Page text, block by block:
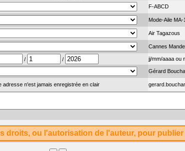
F-ABCD
Mode-Aile MA-
Air Tagazous
Cannes
/ / jj/mm/aaaa ou
Gérard
adresse n'est jamais enregistrée en clair
droits, ou l'autorisation de l'auteur, pour publier